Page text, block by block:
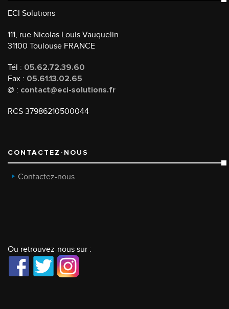
ECI Solutions
111, rue Nicolas Louis Vauquelin
31100 Toulouse FRANCE
Tél : 05.62.72.39.60
Fax : 05.61.13.02.65
@ : contact@eci-solutions.fr
RCS 37986210500044
CONTACTEZ-NOUS
Contactez-nous
Ou retrouvez-nous sur :